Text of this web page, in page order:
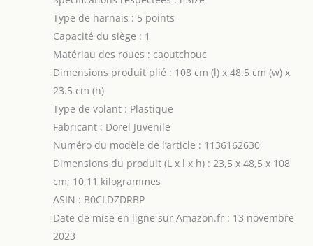
Type de harnais : 5 points
Capacité du siège : 1
Matériau des roues : caoutchouc
Dimensions produit plié : 108 cm (l) x 48.5 cm (w) x
23.5 cm (h)
Type de volant : Plastique
Fabricant : Dorel Juvenile
Numéro du modèle de l’article : 1136162630
Dimensions du produit (L x l x h) : 23,5 x 48,5 x 108
cm; 10,11 kilogrammes
ASIN : B0CLDZDRBP
Date de mise en ligne sur Amazon.fr : 13 novembre
2023